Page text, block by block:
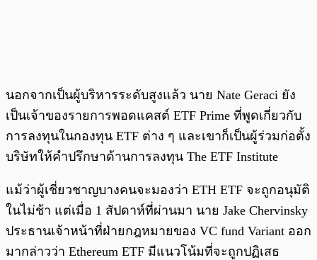
นอกจากเป็นผู้บริหารระดับสูงแล้ว นาย Nate Geraci ยัง
เป็นเจ้าของรายการพอดแคสต์ ETF Prime ที่พูดเกี่ยวกับ
การลงทุนในกองทุน ETF ต่าง ๆ และเขาก็เป็นผู้ร่วมก่อตั้ง
บริษัทให้คำปรึกษาด้านการลงทุน The ETF Institute
แม้ว่าผู้เชี่ยวชาญบางคนจะมองว่า ETH ETF จะถูกอนุมัติ
ในไม่ช้า แต่เมื่อ 1 สัปดาห์ที่ผ่านมา นาย Jake Chervinsky
ประธานเจ้าหน้าที่ฝ่ายกฎหมายของ VC fund Variant ออก
มากล่าวว่า Ethereum ETF มีแนวโน้มที่จะถูกปฏิเสธ